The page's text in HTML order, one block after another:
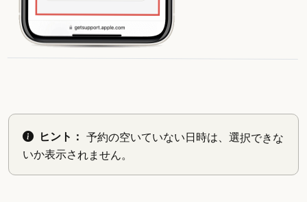
ヒント： 予約の空いていない日時は、選択できな
いか表示されません。